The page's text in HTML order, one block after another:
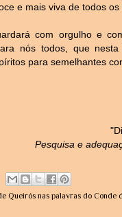
e mais viva de todos os
com orgulho e
nós todos, que
para semelhantes
Pesquisa e
Queirós nas palavras do Conde